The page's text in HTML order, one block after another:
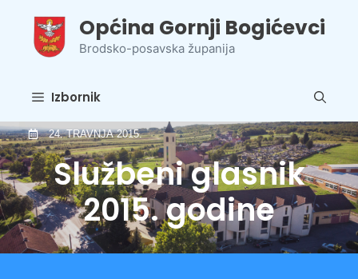
sadržaj
Općina Gornji Bogićevci
Brodsko-posavska županija
Izbornik
24. TRAVNJA 2015.
Službeni glasnik
2015. godine